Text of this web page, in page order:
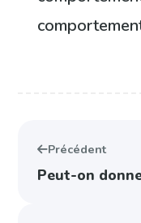
Précédent
Peut-on